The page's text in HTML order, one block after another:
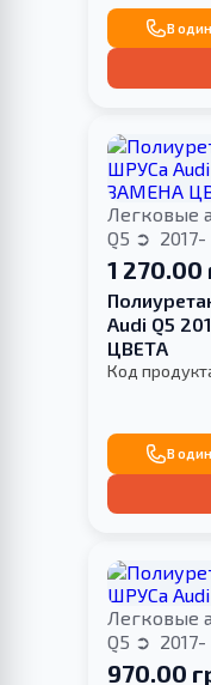
В
Легковые
Q5
2017-
1 270.00
Audi Q5
ЦВЕТА
Код
В
Легковые
Q5
2017-
970.00